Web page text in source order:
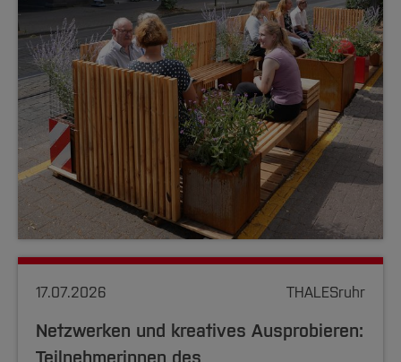
17.07.2026 THALESruhr
Netzwerken und kreatives Ausprobieren:
Teilnehmerinnen des